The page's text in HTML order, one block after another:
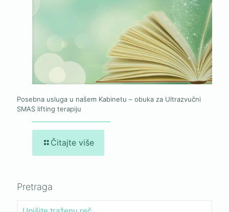
Posebna usluga u našem Kabinetu – obuka za Ultrazvučni
SMAS lifting terapiju
Čitajte više
Pretraga